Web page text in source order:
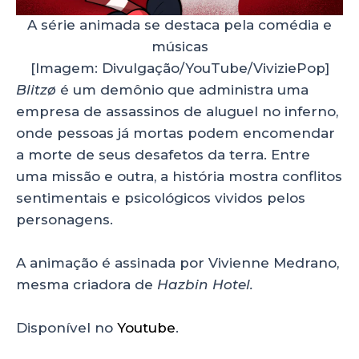
A série animada se destaca pela comédia e
músicas
[Imagem: Divulgação/YouTube/ViviziePop]
Blitzø é um demônio que administra uma
empresa de assassinos de aluguel no inferno,
onde pessoas já mortas podem encomendar
a morte de seus desafetos da terra. Entre
uma missão e outra, a história mostra conflitos
sentimentais e psicológicos vividos pelos
personagens.
A animação é assinada por Vivienne Medrano,
mesma criadora de Hazbin Hotel.
Disponível no Youtube.